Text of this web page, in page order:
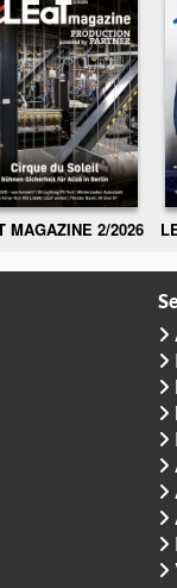
MAGAZINE 2/2026